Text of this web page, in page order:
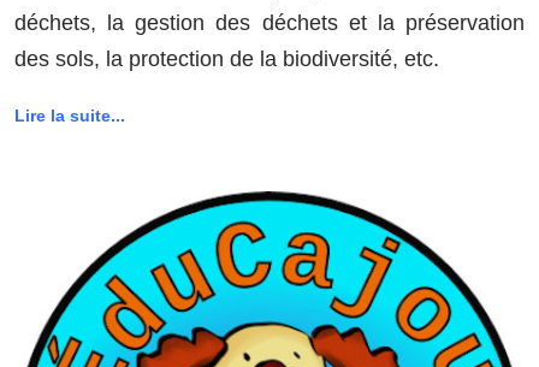
déchets, la gestion des déchets et la préservation
des sols, la protection de la biodiversité, etc.
Lire la suite...